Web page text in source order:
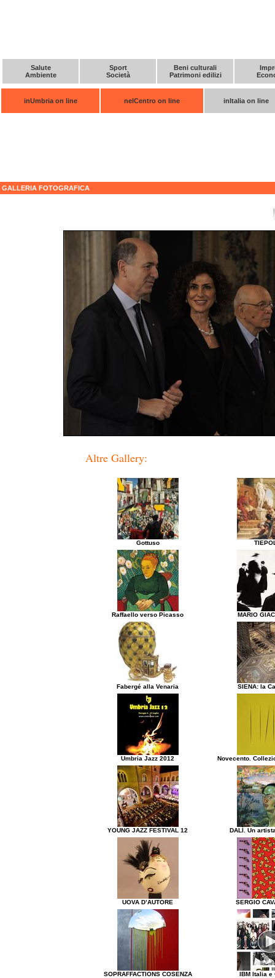
Salute
Ambiente
Sport
Società
Beni culturali
Patrimoni edilizi
inUmbria on line nelCentro on line inItalia on line
GALLERIA FOTOGRAFICA
Altre Gallery:
Gottuso
Raffaello verso Picasso MARIO
Fabergé alla Venaria SIENA: la
Umbria Jazz 2012 Novecento.
YOUNG JAZZ FESTIVAL 12 DALÌ. Un
UOVA D’AUTORE SERGIO
SOPRAFFACTIONS COSENZA IBM Italia e